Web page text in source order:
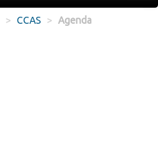
> CCAS > Agenda